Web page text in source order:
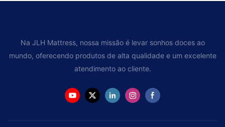
Na JLH Mattress, nossa missão é levar sonhos doces ao
mundo, oferecendo produtos de alta qualidade e um excelente
atendimento ao cliente.